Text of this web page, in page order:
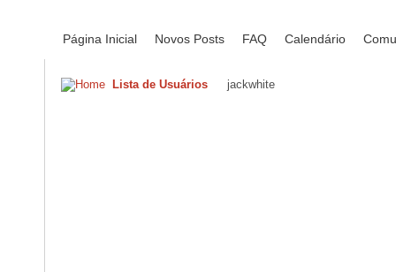
Página Inicial Novos Posts FAQ Calendário
Lista de Usuários jackwhite